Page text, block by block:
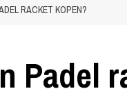
RACKET KOPEN?
Padel